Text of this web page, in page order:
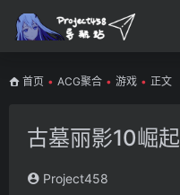
首页 • ACG聚合 • 游戏 • 正文
古墓丽影10崛起
Project458